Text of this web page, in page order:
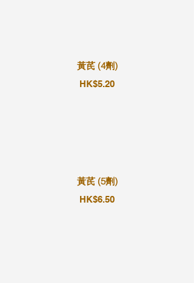
黃芪 (4劑)
HK$5.20
黃芪 (5劑)
HK$6.50